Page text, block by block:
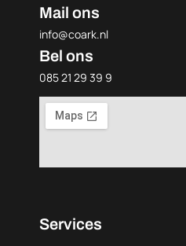
Mail ons
info@coark.nl
Bel ons
085 21 29 39 9
Services